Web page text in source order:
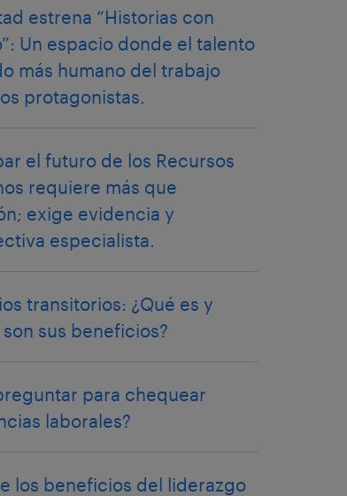
estrena “Historias con
Un espacio donde el talento
más humano del trabajo
protagonistas.
el futuro de los Recursos
requiere más que
exige evidencia y
especialista.
transitorios: ¿Qué es y
sus beneficios?
para chequear
laborales?
los beneficios del liderazgo